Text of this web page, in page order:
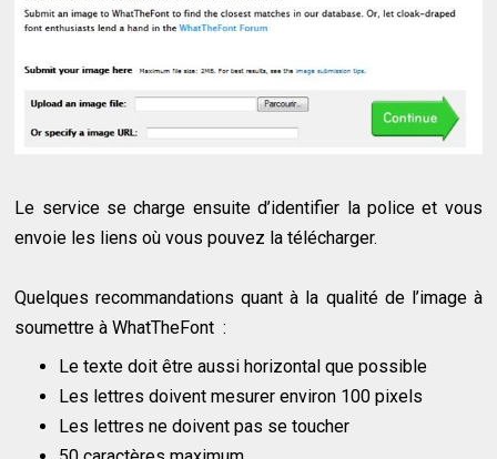
Le service se charge ensuite d’identifier la police et vous
envoie les liens où vous pouvez la télécharger.
Quelques recommandations quant à la qualité de l’image à
soumettre à WhatTheFont :
Le texte doit être aussi horizontal que possible
Les lettres doivent mesurer environ 100 pixels
Les lettres ne doivent pas se toucher